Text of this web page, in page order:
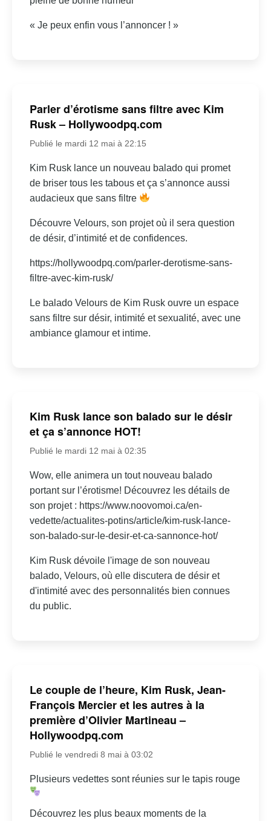
« Je peux enfin vous l’annoncer ! »
Parler d’érotisme sans filtre avec Kim
Rusk – Hollywoodpq.com
Publié le mardi 12 mai à 22:15
Kim Rusk lance un nouveau balado qui promet
de briser tous les tabous et ça s’annonce aussi
audacieux que sans filtre
Découvre Velours, son projet où il sera question
de désir, d’intimité et de confidences.
https://hollywoodpq.com/parler-derotisme-sans-
filtre-avec-kim-rusk/
Le balado Velours de Kim Rusk ouvre un espace
sans filtre sur désir, intimité et sexualité, avec une
ambiance glamour et intime.
Kim Rusk lance son balado sur le désir
et ça s’annonce HOT!
Publié le mardi 12 mai à 02:35
Wow, elle animera un tout nouveau balado
portant sur l’érotisme! Découvrez les détails de
son projet : https://www.noovomoi.ca/en-
vedette/actualites-potins/article/kim-rusk-lance-
son-balado-sur-le-desir-et-ca-sannonce-hot/
Kim Rusk dévoile l'image de son nouveau
balado, Velours, où elle discutera de désir et
d'intimité avec des personnalités bien connues
du public.
Le couple de l’heure, Kim Rusk, Jean-
François Mercier et les autres à la
première d’Olivier Martineau –
Hollywoodpq.com
Publié le vendredi 8 mai à 03:02
Plusieurs vedettes sont réunies sur le tapis rouge
Découvrez les plus beaux moments de la